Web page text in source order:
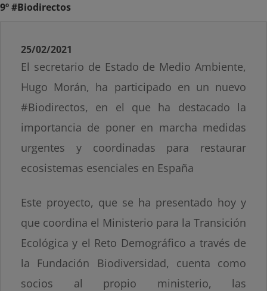
9º #Biodirectos
25/02/2021
El secretario de Estado de Medio Ambiente,
Hugo Morán, ha participado en un nuevo
#Biodirectos, en el que ha destacado la
importancia de poner en marcha medidas
urgentes y coordinadas para restaurar
ecosistemas esenciales en España
Este proyecto, que se ha presentado hoy y
que coordina el Ministerio para la Transición
Ecológica y el Reto Demográfico a través de
la Fundación Biodiversidad, cuenta como
socios al propio ministerio, las